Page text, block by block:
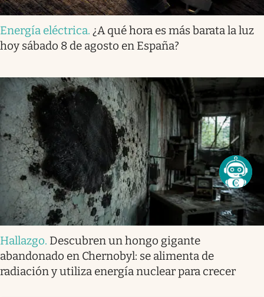
Energía eléctrica. ¿A qué hora es más barata la luz
hoy sábado 8 de agosto en España?
Hallazgo. Descubren un hongo gigante
abandonado en Chernobyl: se alimenta de
radiación y utiliza energía nuclear para crecer